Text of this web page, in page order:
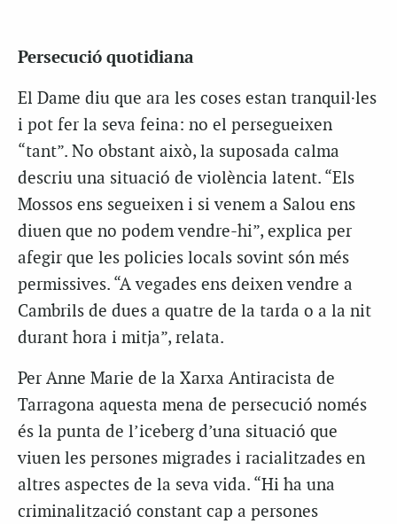
Persecució quotidiana
El Dame diu que ara les coses estan tranquil·les
i pot fer la seva feina: no el persegueixen
“tant”. No obstant això, la suposada calma
descriu una situació de violència latent. “Els
Mossos ens segueixen i si venem a Salou ens
diuen que no podem vendre-hi”, explica per
afegir que les policies locals sovint són més
permissives. “A vegades ens deixen vendre a
Cambrils de dues a quatre de la tarda o a la nit
durant hora i mitja”, relata.
Per Anne Marie de la Xarxa Antiracista de
Tarragona aquesta mena de persecució només
és la punta de l’iceberg d’una situació que
viuen les persones migrades i racialitzades en
altres aspectes de la seva vida. “Hi ha una
criminalització constant cap a persones